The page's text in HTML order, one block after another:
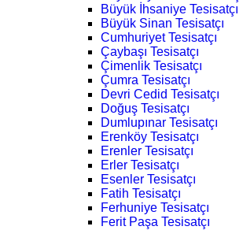
Büyük İhsaniye Tesisatçı
Büyük Sinan Tesisatçı
Cumhuriyet Tesisatçı
Çaybaşı Tesisatçı
Çimenlik Tesisatçı
Çumra Tesisatçı
Devri Cedid Tesisatçı
Doğuş Tesisatçı
Dumlupınar Tesisatçı
Erenköy Tesisatçı
Erenler Tesisatçı
Erler Tesisatçı
Esenler Tesisatçı
Fatih Tesisatçı
Ferhuniye Tesisatçı
Ferit Paşa Tesisatçı